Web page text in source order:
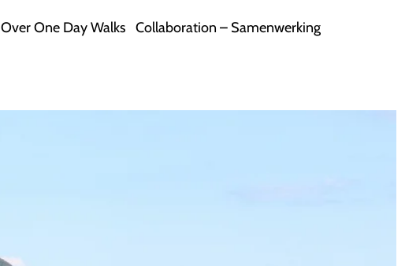
Over One Day Walks Collaboration – Samenwerking